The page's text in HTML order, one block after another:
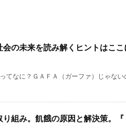
会の未来を読み解くヒントはこ
てなに？ＧＡＦＡ（ガーファ）じゃな
組み。飢餓の原因と解決策。